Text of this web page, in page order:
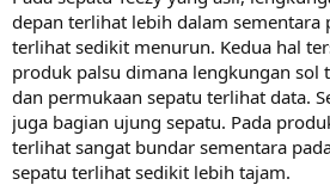
depan terlihat lebih dalam sementara
terlihat sedikit menurun. Kedua hal
produk palsu dimana lengkungan sol
dan permukaan sepatu terlihat data.
juga bagian ujung sepatu. Pada
terlihat sangat bundar sementara
sepatu terlihat sedikit lebih tajam.